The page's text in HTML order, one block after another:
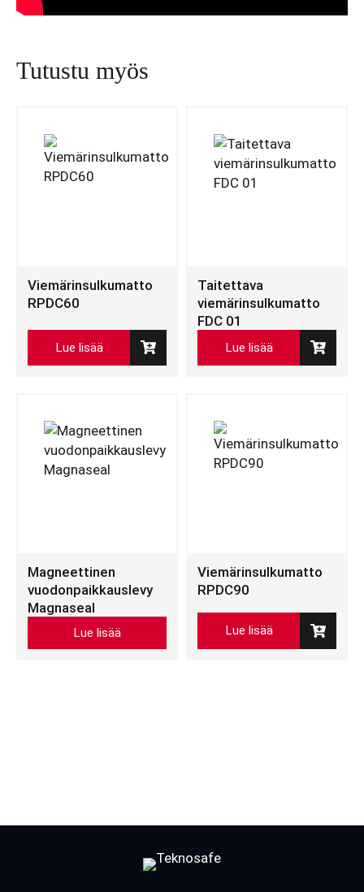
Tutustu myös
Viemärinsulkumatto
RPDC60
Lue lisää
Taitettava
viemärinsulkumatto
FDC 01
Lue lisää
Magneettinen
vuodonpaikkauslevy
Magnaseal
Lue lisää
tuotteella
Viemärinsulkumatto
RPDC90
Lue lisää